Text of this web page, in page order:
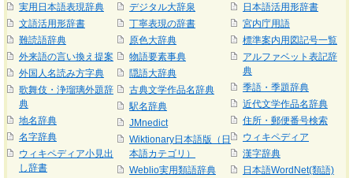
実用日本語表現辞典
文語活用形辞書
難読語辞典
外来語の言い換え提案
外国人名読み方字典
歌舞伎・浄瑠璃外題辞
典
地名辞典
名字辞典
ウィキペディア小見出
し辞書
デジタル大辞泉
丁寧表現の辞書
原色大辞典
物語要素事典
隠語大辞典
古典文学作品名辞典
駅名辞典
JMnedict
Wiktionary日本語版（日
本語カテゴリ）
Weblio実用類語辞典
日本語活用形辞書
宮内庁用語
標準案内用図記号一覧
アルファベット表記辞
典
季語・季題辞典
近代文学作品名辞典
住所・郵便番号検索
ウィキペディア
漢字辞典
日本語WordNet(類語)